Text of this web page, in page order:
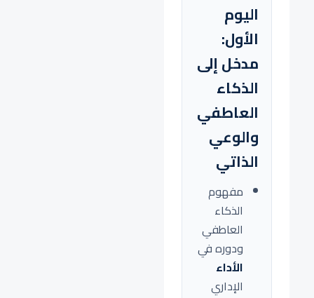
اليوم
الأول:
مدخل إلى
الذكاء
العاطفي
والوعي
الذاتي
مفهوم
الذكاء
العاطفي
ودوره في
الأداء
الإداري